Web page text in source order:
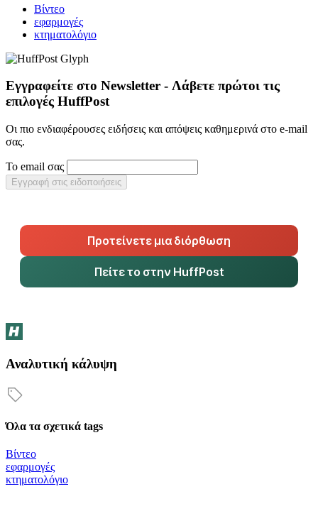
Βίντεο
εφαρμογές
κτηματολόγιο
Εγγραφείτε στο Newsletter - Λάβετε πρώτοι τις
επιλογές HuffPost
Οι πιο ενδιαφέρουσες ειδήσεις και απόψεις καθημερινά στο e-mail
σας.
Το email σας
Εγγραφή στις ειδοποιήσεις
Προτείνετε μια διόρθωση
Πείτε το στην HuffPost
Αναλυτική κάλυψη
Όλα τα σχετικά tags
Βίντεο
εφαρμογές
κτηματολόγιο